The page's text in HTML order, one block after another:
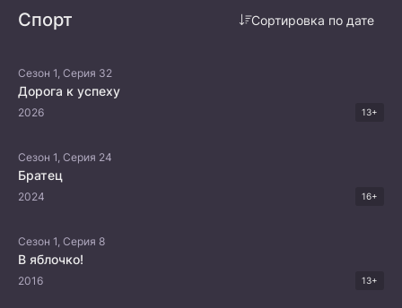
Спорт Сортировка по дате
Сезон 1, Серия 32
Дорога к успеху
2026 13+
Сезон 1, Серия 24
Братец
2024 16+
Сезон 1, Серия 8
В яблочко!
2016 13+